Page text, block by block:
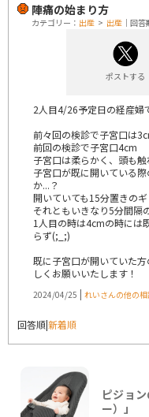
陣痛の始まり方
カテゴリー： 出産 > 出産 ｜回
ポストする
2人目4/26予定日の経産婦
前々回の検診で子宮口は
前回の検診で子宮口4cm
子宮口は柔らかく、頭も触
子宮口が既に開いている
か...？
開いていても15分置きの
それともいきなり5分間隔
1人目の時は4cmの時には
らず(;_;)
既に子宮口が開いていた
しくお願いいたします！
2024/04/25 | れいさんの他の
回答順|新着順
ピジョ
ー）」